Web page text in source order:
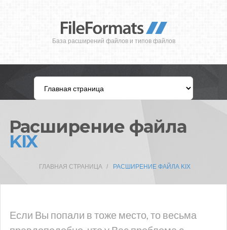
База расширений файлов и типов файлов
Расширение файла
KIX
ГЛАВНАЯ СТРАНИЦА РАСШИРЕНИЕ ФАЙЛА KIX
Если Вы попали в тоже место, то весьма